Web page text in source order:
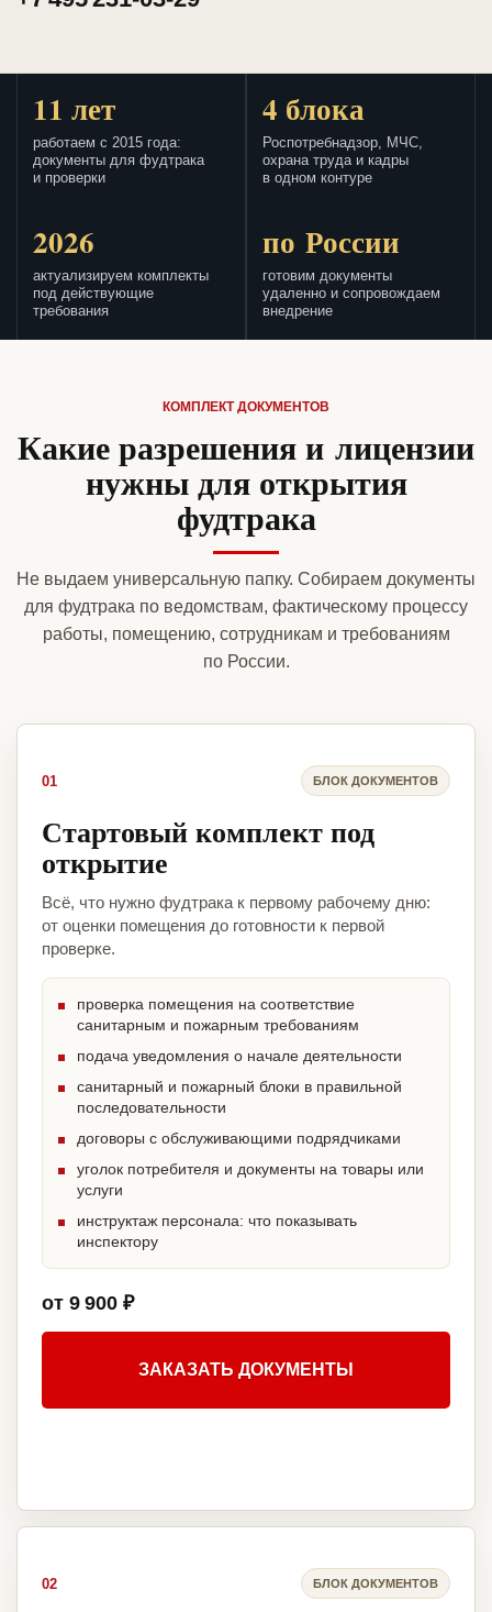
11 лет
работаем с 2015 года:
документы для фудтрака
и проверки
4 блока
Роспотребнадзор, МЧС,
охрана труда и кадры
в одном контуре
2026
актуализируем комплекты
под действующие
требования
по России
готовим документы
удаленно и сопровождаем
внедрение
КОМПЛЕКТ ДОКУМЕНТОВ
Какие разрешения и лицензии
нужны для открытия
фудтрака
Не выдаем универсальную папку. Собираем документы
для фудтрака по ведомствам, фактическому процессу
работы, помещению, сотрудникам и требованиям
по России.
01 БЛОК ДОКУМЕНТОВ
Стартовый комплект под
открытие
Всё, что нужно фудтрака к первому рабочему дню:
от оценки помещения до готовности к первой
проверке.
проверка помещения на соответствие
санитарным и пожарным требованиям
подача уведомления о начале деятельности
санитарный и пожарный блоки в правильной
последовательности
договоры с обслуживающими подрядчиками
уголок потребителя и документы на товары или
услуги
инструктаж персонала: что показывать
инспектору
от 9 900 ₽
ЗАКАЗАТЬ ДОКУМЕНТЫ
02 БЛОК ДОКУМЕНТОВ